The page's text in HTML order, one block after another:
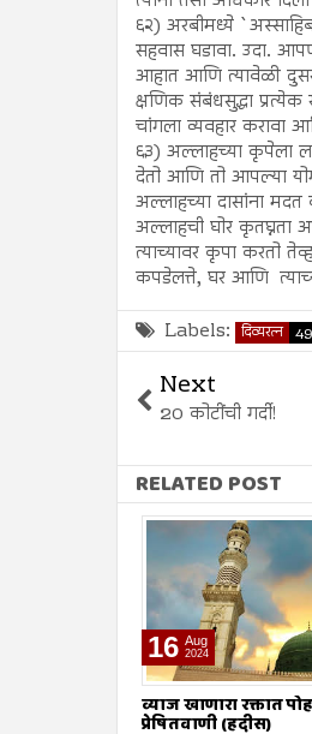
६२) अरबीमध्ये
सहवास घडावा. उदा.
आहात आणि त्यावेळी
क्षणिक संबंधसुद्धा
चांगला व्यवहार करावा
६३) अल्लाहच्या कृपेला
देतो आणि तो आपल्या
अल्लाहच्या दासांना
अल्लाहची घोर कृतघ्नता
त्याच्यावर कृपा करतो
कपडेलत्ते, घर आणि
Labels: दिव्यरत्न
Next
20 कोटींची गर्दी!
RELATED POST
16 Aug
2024
सूरह बनीइस्राईल :